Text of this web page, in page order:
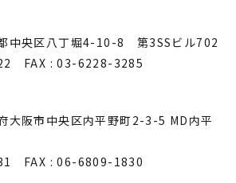
央区八丁堀4-10-8 第3SSビル702
FAX : 03-6228-3285
阪市中央区内平野町2-3-5 MD内平
FAX : 06-6809-1830